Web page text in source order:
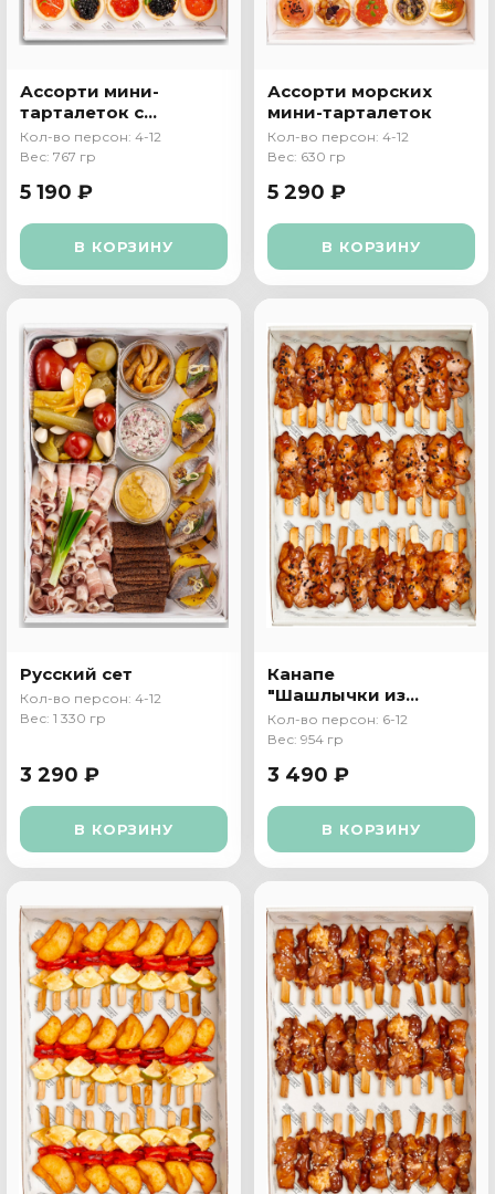
Ассорти мини-
тарталеток с
икрой
Кол-во персон: 4-12
Вес: 767 гр
5 190 ₽
В КОРЗИНУ
Ассорти морских
мини-тарталеток
Кол-во персон: 4-12
Вес: 630 гр
5 290 ₽
В КОРЗИНУ
Русский сет
Кол-во персон: 4-12
Вес: 1 330 гр
3 290 ₽
В КОРЗИНУ
Канапе
"Шашлычки из
курицы"
Кол-во персон: 6-12
Вес: 954 гр
3 490 ₽
В КОРЗИНУ